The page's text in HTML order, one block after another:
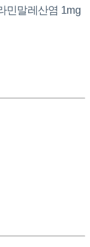
민말레산염 1mg